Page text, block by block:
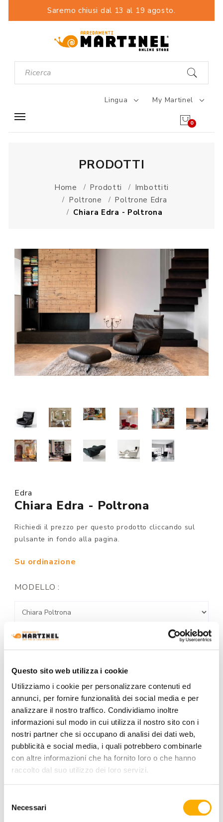
Questo sito web utilizza i cookie
Utilizziamo i cookie per personalizzare contenuti ed
annunci, per fornire funzionalità dei social media e per
analizzare il nostro traffico. Condividiamo inoltre
informazioni sul modo in cui utilizza il nostro sito con i
nostri partner che si occupano di analisi dei dati web,
pubblicità e social media, i quali potrebbero combinarle
con altre informazioni che ha fornito loro o che hanno
raccolto dal suo utilizzo dei loro servizi.
delNecessari
Saremo chiusi dal 13 al 19 agosto.
Lingua My Martinel
0
PRODOTTI
Home Prodotti
Imbottiti
Poltrone
Poltrone Edra
Chiara Edra - Poltrona
Edra
Chiara Edra - Poltrona
Richiedi il prezzo per questo prodotto cliccando sul
pulsante in fondo alla pagina.
Su ordinazione
MODELLO :
FINITURA STRUTTURA:
FINITURA RIVESTIMENTO:
COLORE: